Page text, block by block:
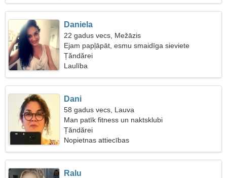
Daniela
22 gadus vecs, Mežāzis
Ejam papļāpāt, esmu smaidīga sieviete
Țăndărei
Laulība
Dani
58 gadus vecs, Lauva
Man patīk fitness un naktsklubi
Țăndărei
Nopietnas attiecības
Ralu